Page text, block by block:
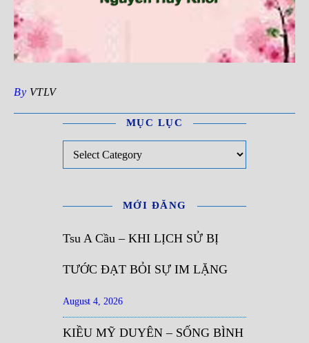
By VTLV
MỤC LỤC
MỚI ĐĂNG
Tsu A Cầu – KHI LỊCH SỬ BỊ
TƯỚC ĐẠT BỎI SỰ IM LẶNG
August 4, 2026
KIỀU MỸ DUYÊN – SỐNG BÌNH